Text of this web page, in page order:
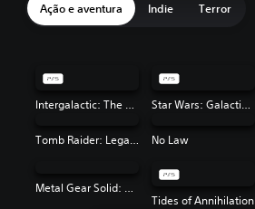
Ação e aventura Indie Terror
Intergalactic: The Heretic Prophet Star Wars: Galactic Racer™
Tomb Raider: Legacy of Atlantis
No Law
Metal Gear Solid: Master Collection Vol. 2
Tides of Annihilation